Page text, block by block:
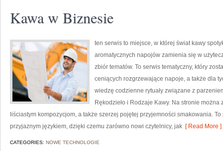
Kawa w Biznesie
ten serwis to miejsce, w której świat kawy
aromatycznych napojów zamienia się w
zbiór tematów. To serwis tematyczny, który
ceniących rozgrzewające napoje, a także dla
wiedzę codzienne rytuały związane z
Rękodzieło i Rodzaje Kawy. Na stronie
liściastym kompozycjom, a także szerzej pojętej przyjemności smakowania.
przyjaznym językiem, dzięki czemu zarówno nowi czytelnicy, jak [ Read More ]
CATEGORIES: NOWE TECHNOLOGIE